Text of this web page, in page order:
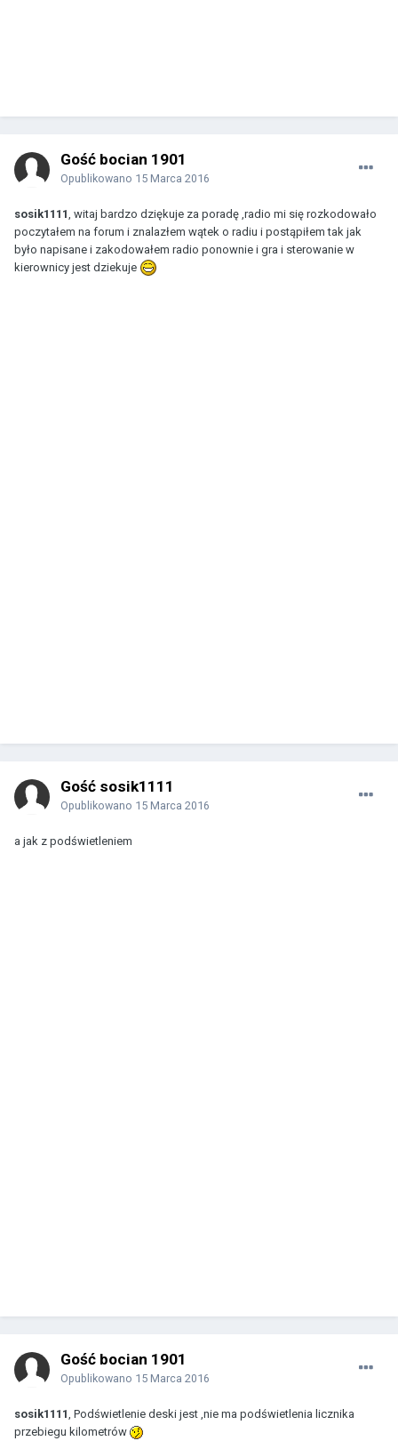
Gość bocian 1901
Opublikowano 15 Marca 2016
sosik1111 , witaj bardzo dziękuje za poradę ,radio mi się rozkodowało
poczytałem na forum i znalazłem wątek o radiu i postąpiłem tak jak
było napisane i zakodowałem radio ponownie i gra i sterowanie w
kierownicy jest dziekuje
Gość sosik1111
Opublikowano 15 Marca 2016
a jak z podświetleniem
Gość bocian 1901
Opublikowano 15 Marca 2016
sosik1111 , Podświetlenie deski jest ,nie ma podświetlenia licznika
przebiegu kilometrów